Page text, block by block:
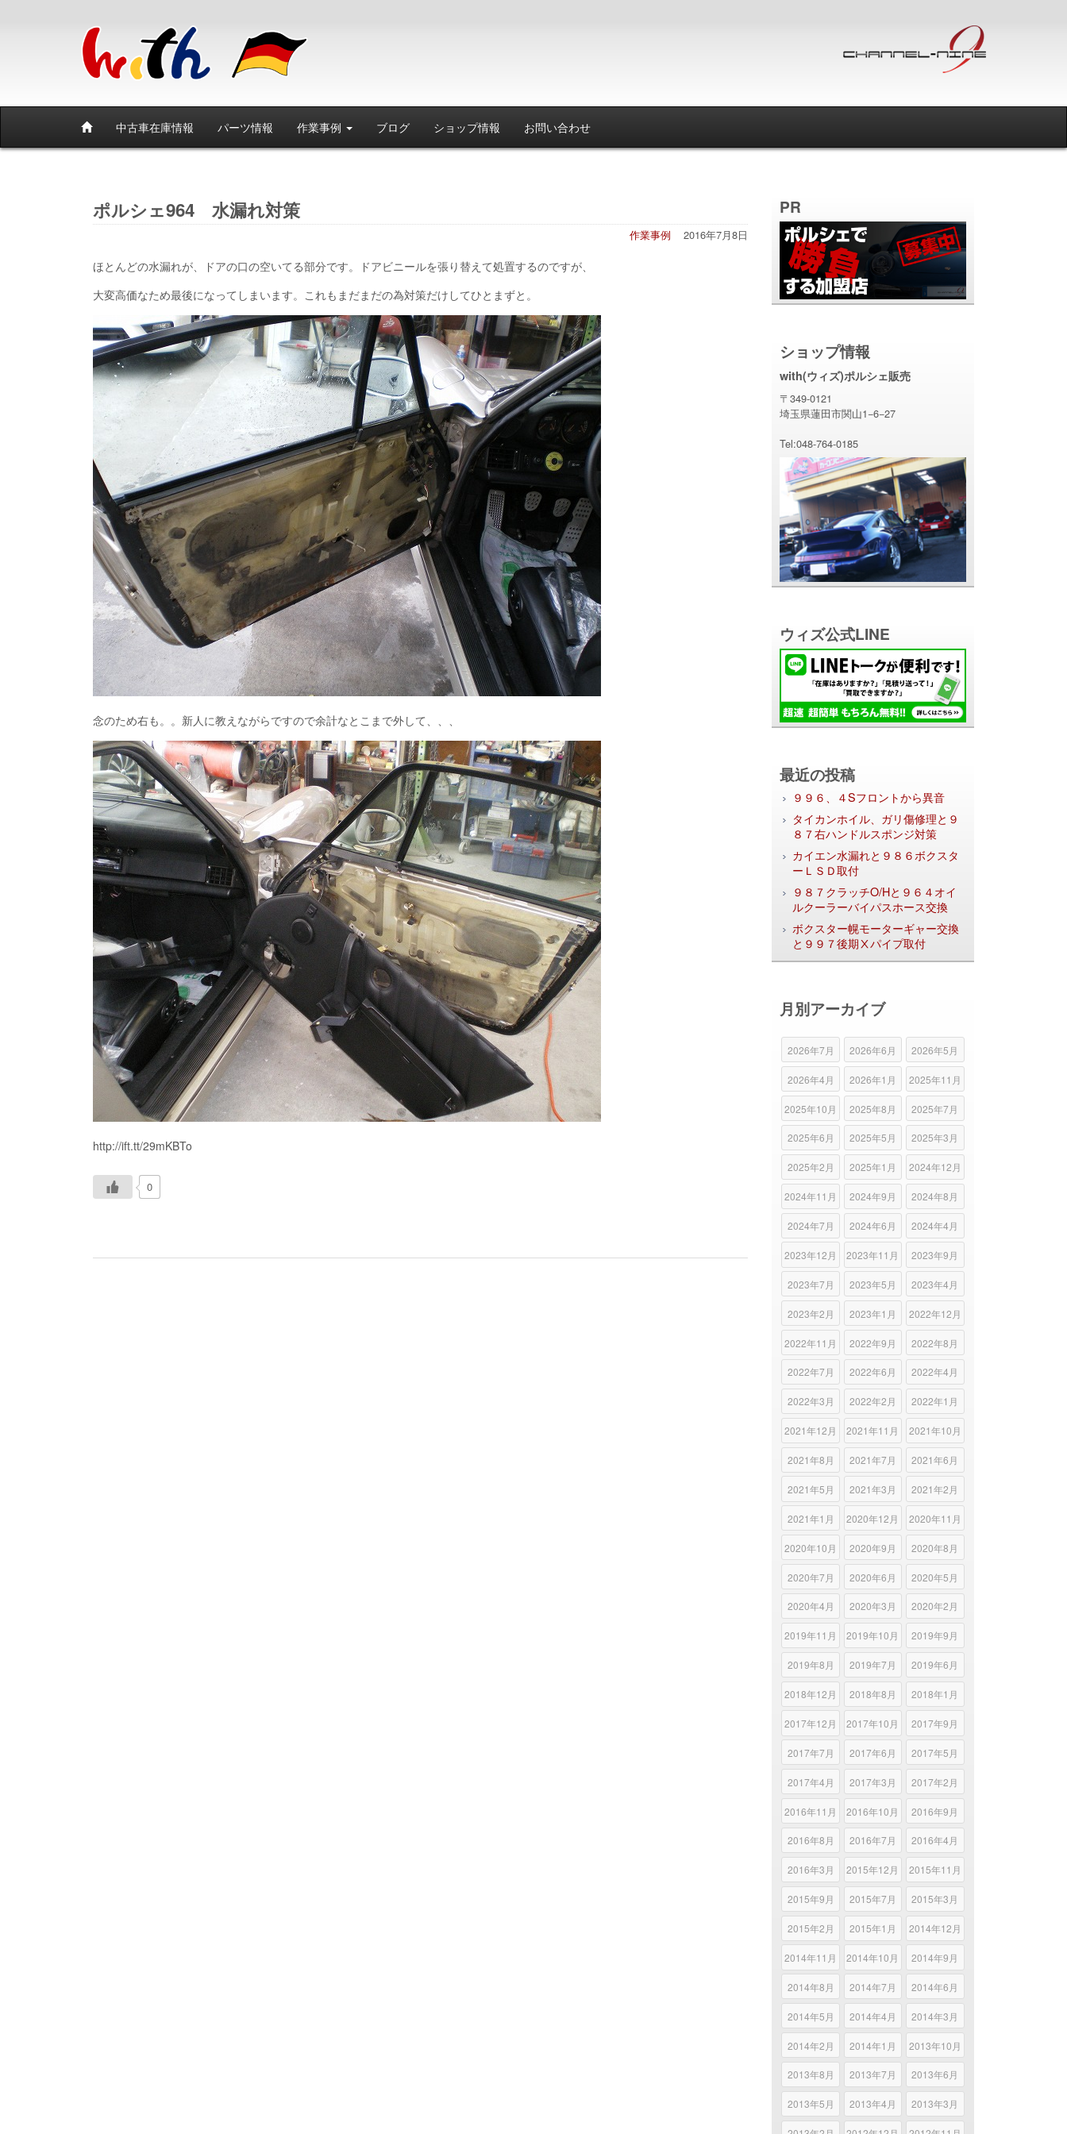
中古車在庫情報 パーツ情報 作業事例 ブログ ショップ情報 お問い合わせ
ポルシェ964 水漏れ対策
2016年7月8日
作業事例
ほとんどの水漏れが、ドアの口の空いてる部分です。ドアビニールを張り替えて処置するのですが、
大変高価なため最後になってしまいます。これもまだまだの為対策だけしてひとまずと。
念のため右も。。新人に教えながらですので余計なとこまで外して、、、
http://ift.tt/29mKBTo
0
PR
ショップ情報
with(ウィズ)ポルシェ販売
〒349-0121
埼玉県蓮田市関山1−6−27
Tel:048-764-0185
ウィズ公式LINE
最近の投稿
９９６、４Sフロントから異音
タイカンホイル、ガリ傷修理と９
８７右ハンドルスポンジ対策
カイエン水漏れと９８６ボクスタ
ーＬＳＤ取付
９８７クラッチO/Hと９６４オイ
ルクーラーバイパスホース交換
ボクスター幌モーターギャー交換
と９９７後期Ⅹパイプ取付
月別アーカイブ
2026年7月 2026年6月 2026年5月
2026年4月 2026年1月 2025年11月
2025年10月 2025年8月 2025年7月
2025年6月 2025年5月 2025年3月
2025年2月 2025年1月 2024年12月
2024年11月 2024年9月 2024年8月
2024年7月 2024年6月 2024年4月
2023年12月 2023年11月 2023年9月
2023年7月 2023年5月 2023年4月
2023年2月 2023年1月 2022年12月
2022年11月 2022年9月 2022年8月
2022年7月 2022年6月 2022年4月
2022年3月 2022年2月 2022年1月
2021年12月 2021年11月 2021年10月
2021年8月 2021年7月 2021年6月
2021年5月 2021年3月 2021年2月
2021年1月 2020年12月 2020年11月
2020年10月 2020年9月 2020年8月
2020年7月 2020年6月 2020年5月
2020年4月 2020年3月 2020年2月
2019年11月 2019年10月 2019年9月
2019年8月 2019年7月 2019年6月
2018年12月 2018年8月 2018年1月
2017年12月 2017年10月 2017年9月
2017年7月 2017年6月 2017年5月
2017年4月 2017年3月 2017年2月
2016年11月 2016年10月 2016年9月
2016年8月 2016年7月 2016年4月
2016年3月 2015年12月 2015年11月
2015年9月 2015年7月 2015年3月
2015年2月 2015年1月 2014年12月
2014年11月 2014年10月 2014年9月
2014年8月 2014年7月 2014年6月
2014年5月 2014年4月 2014年3月
2014年2月 2014年1月 2013年10月
2013年8月 2013年7月 2013年6月
2013年5月 2013年4月 2013年3月